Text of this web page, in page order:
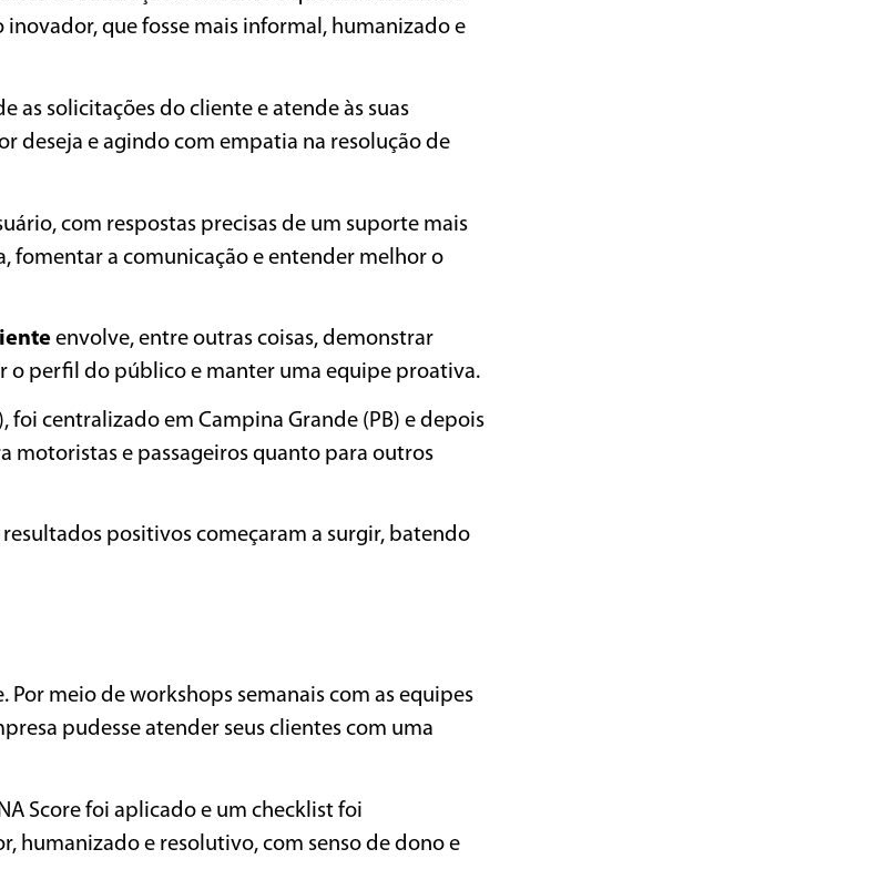
que fosse mais informal, humanizado e
as solicitações do cliente e atende às suas
deseja e agindo com empatia na resolução de
com respostas precisas de um suporte mais
fomentar a comunicação e entender melhor o
envolve, entre outras coisas, demonstrar
perfil do público e manter uma equipe proativa.
foi centralizado em Campina Grande (PB) e depois
motoristas e passageiros quanto para outros
positivos começaram a surgir, batendo
meio de workshops semanais com as equipes
pudesse atender seus clientes com uma
Score foi aplicado e um checklist foi
humanizado e resolutivo, com senso de dono e